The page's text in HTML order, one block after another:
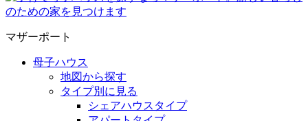
マザーポート
母子ハウス
地図から探す
タイプ別に見る
シェアハウスタイプ